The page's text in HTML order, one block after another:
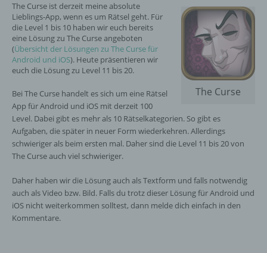
The Curse
The Curse ist derzeit meine absolute
Lieblings-App, wenn es um Rätsel geht. Für
die Level 1 bis 10 haben wir euch bereits
eine Lösung zu The Curse angeboten
(Übersicht der Lösungen zu The Curse für
Android und iOS). Heute präsentieren wir
euch die Lösung zu Level 11 bis 20.
Bei The Curse handelt es sich um eine Rätsel
App für Android und iOS mit derzeit 100
Level. Dabei gibt es mehr als 10 Rätselkategorien. So gibt es
Aufgaben, die später in neuer Form wiederkehren. Allerdings
schwieriger als beim ersten mal. Daher sind die Level 11 bis 20 von
The Curse auch viel schwieriger.
Daher haben wir die Lösung auch als Textform und falls notwendig
auch als Video bzw. Bild. Falls du trotz dieser Lösung für Android und
iOS nicht weiterkommen solltest, dann melde dich einfach in den
Kommentare.